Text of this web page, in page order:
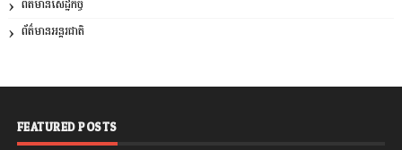
ព័ត៌មានសេដ្ឋកិច្ច
ព័ត៌មានអន្តរជាតិ
FEATURED POSTS